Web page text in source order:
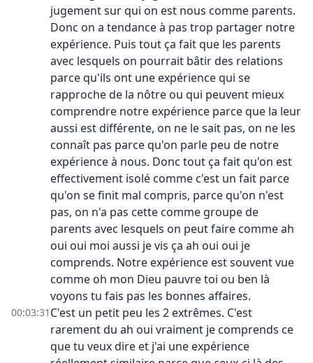
jugement sur qui on est nous comme parents.
Donc on a tendance à pas trop partager notre
expérience. Puis tout ça fait que les parents
avec lesquels on pourrait bâtir des relations
parce qu'ils ont une expérience qui se
rapproche de la nôtre ou qui peuvent mieux
comprendre notre expérience parce que la leur
aussi est différente, on ne le sait pas, on ne les
connaît pas parce qu'on parle peu de notre
expérience à nous. Donc tout ça fait qu'on est
effectivement isolé comme c'est un fait parce
qu'on se finit mal compris, parce qu'on n'est
pas, on n'a pas cette comme groupe de
parents avec lesquels on peut faire comme ah
oui oui moi aussi je vis ça ah oui oui je
comprends. Notre expérience est souvent vue
comme oh mon Dieu pauvre toi ou ben là
voyons tu fais pas les bonnes affaires.
00:03:31 C'est un petit peu les 2 extrêmes. C'est
rarement du ah oui vraiment je comprends ce
que tu veux dire et j'ai une expérience